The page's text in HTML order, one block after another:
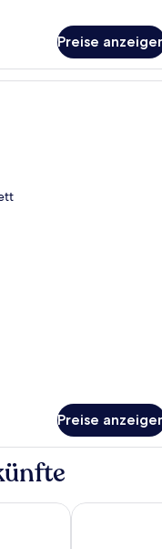
Preise
Ein Hotelzimmer mit zwei
Preise
Styles Hotel